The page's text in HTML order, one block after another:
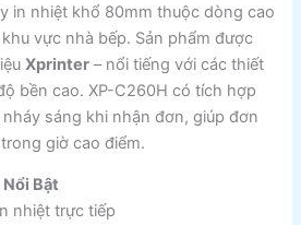
in nhiệt khổ 80mm thuộc dòng cao
vực nhà bếp. Sản phẩm được
Xprinter – nổi tiếng với các thiết
bền cao. XP-C260H có tích hợp
sáng khi nhận đơn, giúp đơn
giờ cao điểm.
Bật
nhiệt trực tiếp